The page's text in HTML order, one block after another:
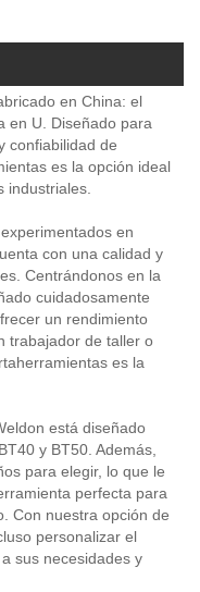
en China: el
en U. Diseñado para
confiabilidad de
es la opción ideal
industriales.
en
con una calidad y
Centrándonos en la
cuidadosamente
un rendimiento
trabajador de taller o
es la
está diseñado
y BT50. Además,
para elegir, lo que le
perfecta para
Con nuestra opción de
personalizar el
sus necesidades y